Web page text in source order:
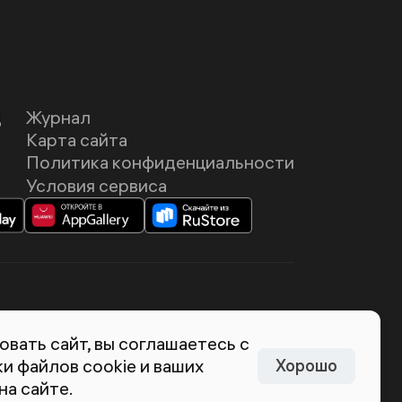
сайт, вы соглашаетесь с
файлов cookie и ваших
сайте.
Хорошо
Журнал
Карта сайта
Политика конфиденциальности
Условия сервиса
Лебедева